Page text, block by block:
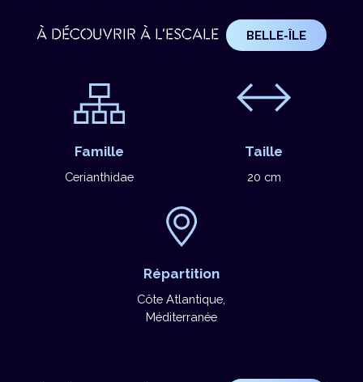
À DÉCOUVRIR À L'ESCALE BELLE-ÎLE
Famille
Cerianthidae
Taille
20 cm
Répartition
Côte Atlantique,
Méditerranée